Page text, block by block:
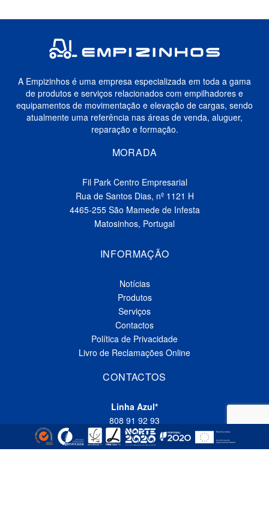
A Empizinhos é uma empresa especializada em toda a gama
de produtos e serviços relacionados com empilhadores e
equipamentos de movimentação e elevação de cargas, sendo
atualmente uma referência nas áreas de venda, aluguer,
reparação e formação.
MORADA
Fil Park Centro Empresarial
Rua de Santos Dias, nº 1121 H
4465-255 São Mamede de Infesta
Matosinhos, Portugal
INFORMAÇÃO
Notícias
Produtos
Serviços
Contactos
Política de Privacidade
Livro de Reclamações Online
CONTACTOS
Linha Azul*
808 91 92 93
(*custo de uma chamada local nacional)